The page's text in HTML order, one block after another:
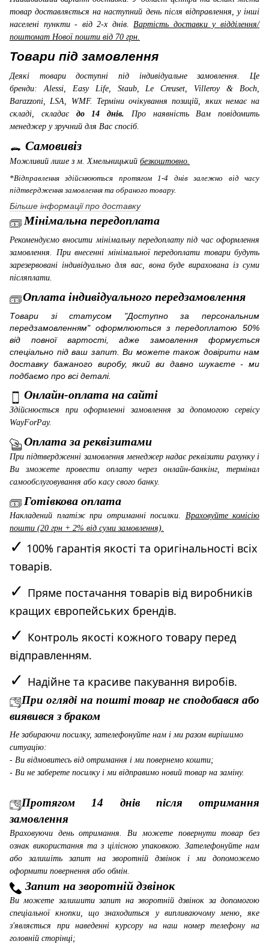
товар доставляється на наступний день після відправлення, у інші
населені пункти - від 2-х днів. Вартість доставки у відділення/
поштомат Нової пошти від 70 грн.
Товари під замовлення
Деякі товари доступні під індивідуальне замовлення. Це
бренди: Alessi, Easy Life, Staub, Le Creuset, Villeroy & Boch,
Barazzoni, LSA, WMF. Терміни очікування позицій, яких немає на
складі, складає до 14 днів. Про наявність Вам повідомить
менеджер у зручний для Вас спосіб.
Самовивіз
Можливий лише з м. Хмельницький безкоштовно.
*Відправлення здійснюються протягом 1-4 днів залежно від часу
підтвердження замовлення та обраного товару.
Більше інформації про доставку
Мінімальна передоплата
Рекомендуємо вносити мінімальну передоплату під час оформлення
замовлення. При внесенні мінімальної передоплати товари будуть
зарезервовані індивідуально для вас, вона буде вирахована із суми
післяплати.
Оплата індивідуального передзамовлення
Товари зі статусом "Доступно за персональним
передзамовленням" оформлюються з передоплатою 50%
від повної вартості, адже замовлення формується
спеціально під ваш запит. Ви можете також довірити нам
доставку бажаного виробу, який ви давно шукаєте - ми
подбаємо про всі деталі.
Онлайн-оплата на сайті
Здійснюється при оформленні замовлення за допомогою сервісу
WayForPay.
Оплата за реквізитами
При підтвердженні замовлення менеджер надає реквізити рахунку і
Ви зможете провести оплату через онлайн-банкінг, термінал
самообслуговування або касу свого банку.
Готівкова оплата
Накладений платіж при отриманні посилки. Враховуйте комісію
пошти (20 грн + 2% від суми замовлення).
✓ 100% гарантія якості та оригінальності всіх
товарів.
✓ Пряме постачання товарів від виробників
кращих європейських брендів.
✓ Контроль якості кожного товару перед
відправленням.
✓ Надійне та красиве пакування виробів.
При огляді на пошті товар не сподобався або
виявився з браком
Не забираючи посилку, зателефонуйте нам і ми разом вирішимо
ситуацію:
- Ви відмовитесь від отримання і ми повернемо кошти;
- Ви не заберете посилку і ми відправимо новий товар на заміну.
Протягом 14 днів після отримання
замовлення
Враховуючи день отримання. Ви можете повернути товар без
ознак використання та з цілісною упаковкою. Зателефонуйте нам
або залишіть запит на зворотній дзвінок і ми допоможемо
оформити повернення або обмін.
Запит на зворотній дзвінок
Ви можете залишити запит на зворотній дзвінок за допомогою
спеціальної кнопки, що знаходиться у випливаючому меню, яке
з'являється при наведенні курсору на наш номер телефону на
головній сторінці;